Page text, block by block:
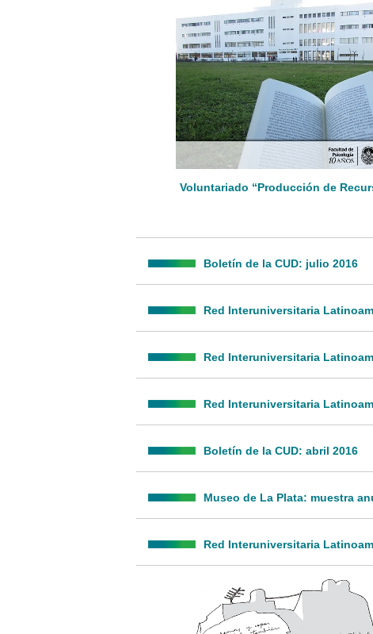
Voluntariado “Producción de
Boletín de la CUD: julio 2016
Red Interuniversitaria
Red Interuniversitaria
Red Interuniversitaria
Boletín de la CUD: abril 2016
Museo de La Plata: muestra
Red Interuniversitaria